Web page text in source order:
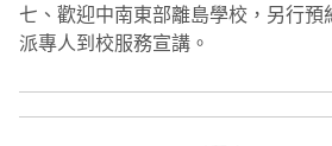
七、歡迎中南東部離島學校，另行預
派專人到校服務宣講。